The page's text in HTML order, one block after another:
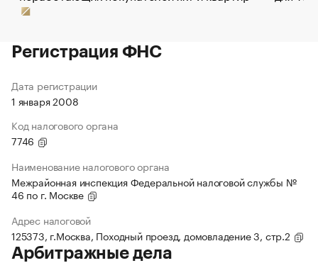
Регистрация ФНС
Дата регистрации
1 января 2008
Код налогового органа
7746
Наименование налогового органа
Межрайонная инспекция Федеральной налоговой службы №
46 по г. Москве
Адрес налоговой
125373, г.Москва, Походный проезд, домовладение 3, стр.2
Арбитражные дела